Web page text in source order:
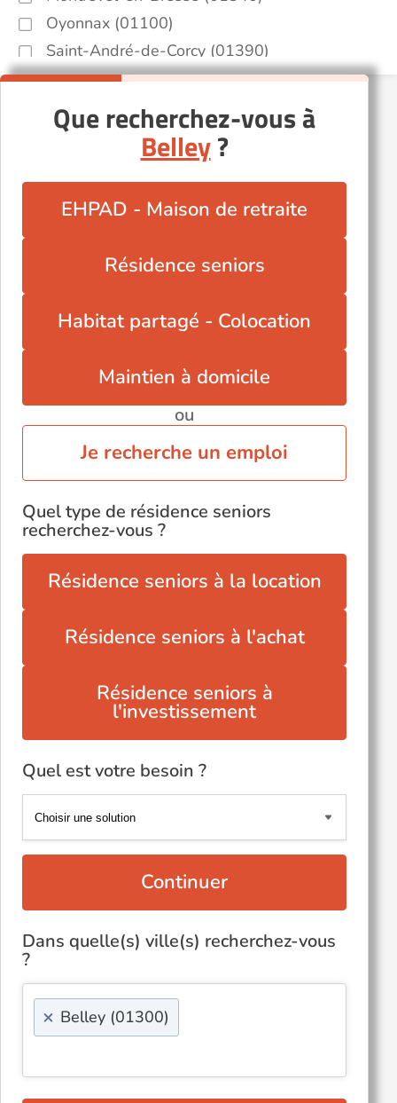
Oyonnax (01100)
Saint-André-de-Corcy (01390)
Saint-Genis-Pouilly (01630)
Saint-Laurent-sur-Saône (01750)
Saint-Trivier-sur-Moignans (01990)
Saint-Étienne-sur-Chalaronne (01140)
Thoiry (01710)
Valserhône (01200)
Autres villes du département
Hauteville-Lompnes (01110)
Que recherchez-vous à
Belley?
EHPAD - Maison de retraite
Résidence seniors
Habitat partagé - Colocation
Maintien à domicile
ou
Je recherche un emploi
Quel type de résidence seniors
recherchez-vous ?
Résidence seniors à la location
Résidence seniors à l'achat
Résidence seniors à
l'investissement
Quel est votre besoin ?
Continuer
Dans quelle(s) ville(s) recherchez-vous
?
× Belley (01300)